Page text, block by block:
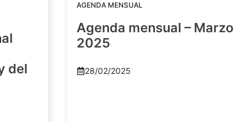
del
AGENDA MENSUAL
Agenda mensual – Marzo
2025
28/02/2025